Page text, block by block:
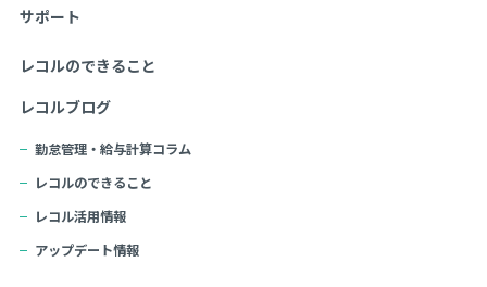
サポート
レコルのできること
レコルブログ
勤怠管理・給与計算コラム
レコルのできること
レコル活用情報
アップデート情報